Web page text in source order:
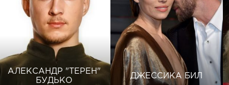
АЛЕКСАНДР "ТЕРЕН"
БУДЬКО
ДЖЕССИКА БИЛ